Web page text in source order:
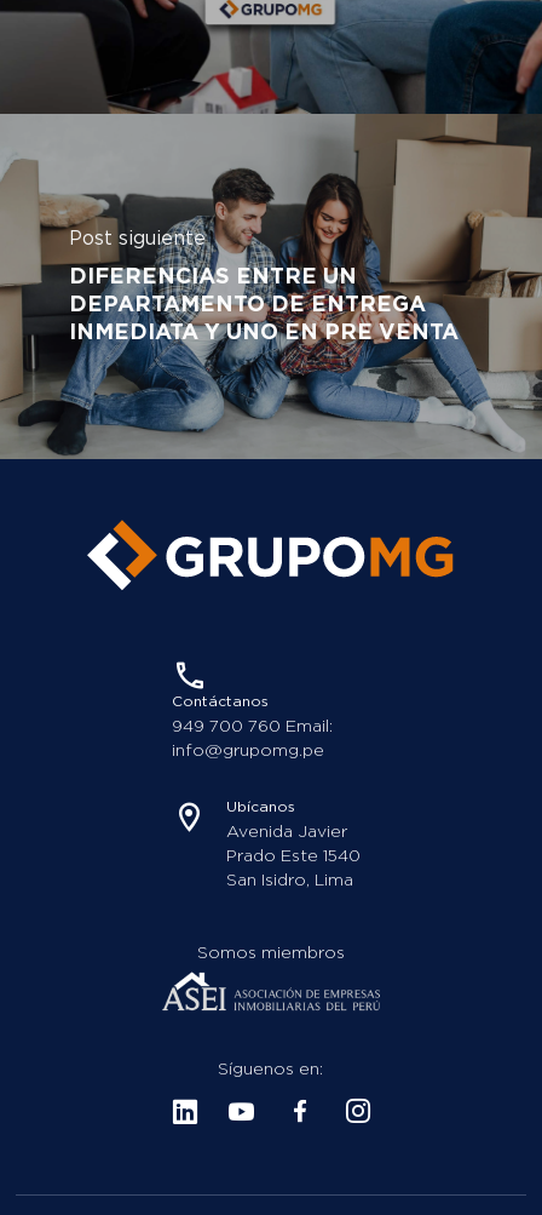
Post siguiente
DIFERENCIAS ENTRE UN
DEPARTAMENTO DE ENTREGA
INMEDIATA Y UNO EN PRE VENTA
Contáctanos
949 700 760 Email:
info@grupomg.pe
Ubícanos
Avenida Javier
Prado Este 1540
San Isidro, Lima
Somos miembros
Síguenos en: